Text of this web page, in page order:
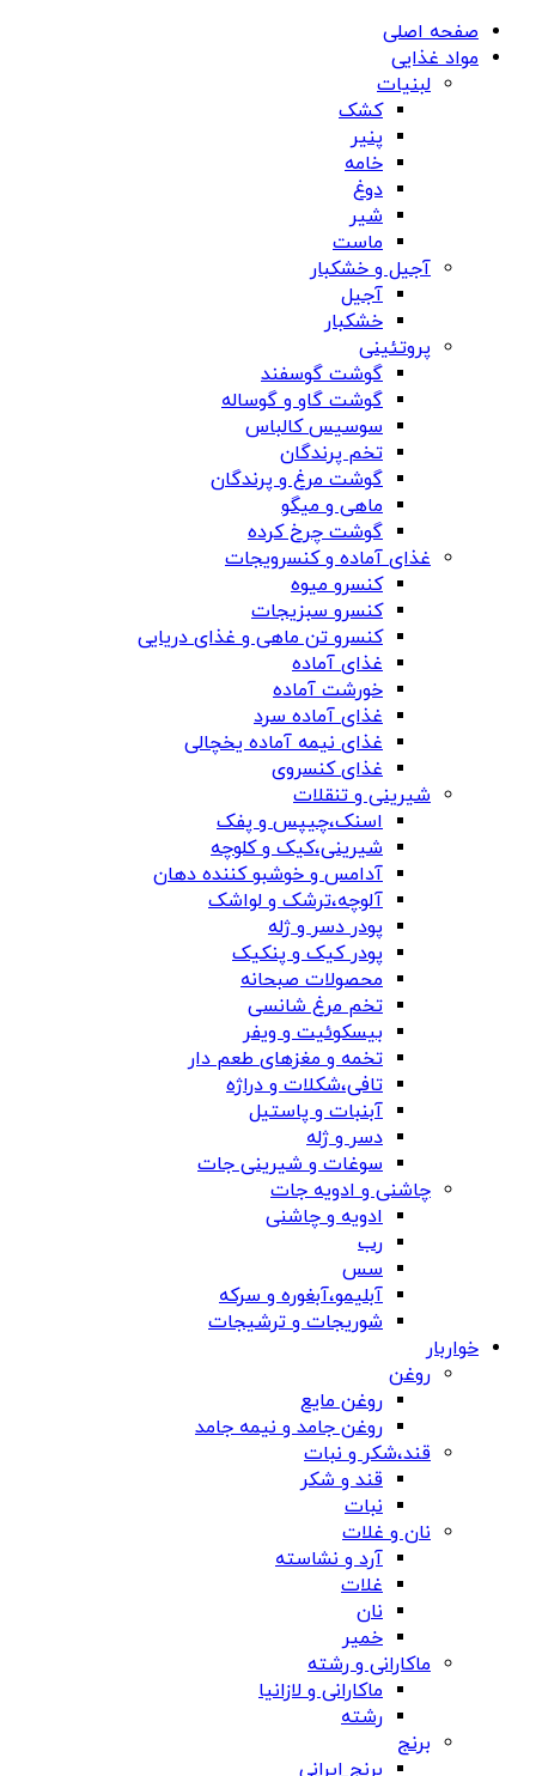
صفحه اصلی
مواد غذایی
لبنیات
کشک
پنیر
خامه
دوغ
شیر
ماست
آجیل و خشکبار
آجیل
خشکبار
پروتئینی
گوشت گوسفند
گوشت گاو و گوساله
سوسیس کالباس
تخم پرندگان
گوشت مرغ و پرندگان
ماهی و میگو
گوشت چرخ کرده
غذای آماده و کنسرویجات
کنسرو میوه
کنسرو سبزیجات
کنسرو تن ماهی و غذای دریایی
غذای آماده
خورشت آماده
غذای آماده سرد
غذای نیمه آماده یخچالی
غذای کنسروی
شیرینی و تنقلات
اسنک،چیپس و پفک
شیرینی،کیک و کلوچه
آدامس و خوشبو کننده دهان
آلوچه،ترشک و لواشک
پودر دسر و ژله
پودر کیک و پنکیک
محصولات صبحانه
تخم مرغ شانسی
بیسکوئیت و ویفر
تخمه و مغزهای طعم دار
تافی،شکلات و دراژه
آبنبات و پاستیل
دسر و ژله
سوغات و شیرینی جات
چاشنی و ادویه جات
ادویه و چاشنی
رب
سس
آبلیمو،آبغوره و سرکه
شوریجات و ترشیجات
خواربار
روغن
روغن مایع
روغن جامد و نیمه جامد
قند،شکر و نبات
قند و شکر
نبات
نان و غلات
آرد و نشاسته
غلات
نان
خمیر
ماکارانی و رشته
ماکارانی و لازانیا
رشته
برنج
برنج ایرانی